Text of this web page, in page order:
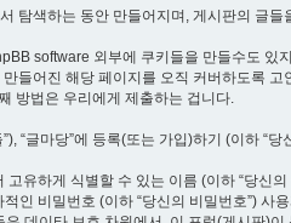
탐색하는 동안 만들어지며, 게시판의 글
software 외부에 쿠키들을 만들수도 있
들어진 해당 페이지를 오직 커버하도록
방법은 우리에게 제출하는 겁니다.
“글마당”에 등록(또는 가입)하기 (이하 “
고유하게 식별할 수 있는 이름 (이하 “당신
인 비밀번호 (이하 “당신의 비밀번호”)